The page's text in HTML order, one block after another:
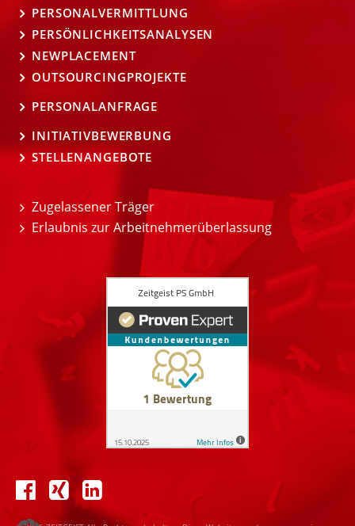
PERSONALVERMITTLUNG
PERSÖNLICHKEITSANALYSEN
NEWPLACEMENT
OUTSOURCINGPROJEKTE
PERSONALANFRAGE
INITIATIVBEWERBUNG
STELLENANGEBOTE
Zugelassener Träger
Erlaubnis zur Arbeitnehmerüberlassung